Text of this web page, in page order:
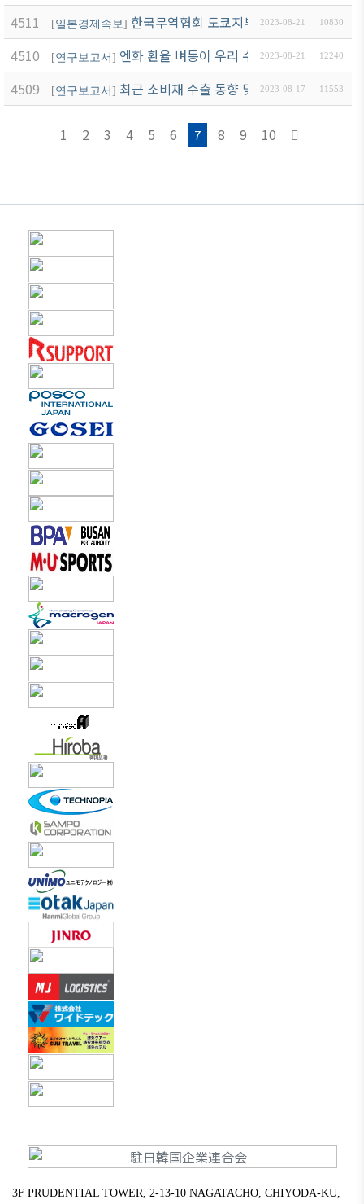
4511 [일본경제속보] 한국무역협회 도쿄지부 뉴스레터(8월 4호)
2023-08-21 10830
4510 [연구보고서] 엔화 환율 벼동이 우리 수출에 미치는 영향
2023-08-21 12240
4509 [연구보고서] 최근 소비재 수출 동향 및 시사점
2023-08-17 11553
1 2 3 4 5 6 7 8 9 10
3F PRUDENTIAL TOWER, 2-13-10 NAGATACHO, CHIYODA-KU,